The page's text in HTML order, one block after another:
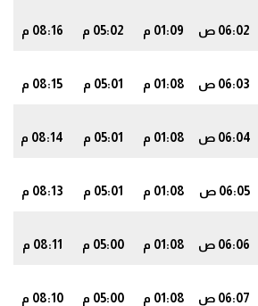
06:02 ص 01:09 م 05:02 م 08:16 م
06:03 ص 01:08 م 05:01 م 08:15 م
06:04 ص 01:08 م 05:01 م 08:14 م
06:05 ص 01:08 م 05:01 م 08:13 م
06:06 ص 01:08 م 05:00 م 08:11 م
06:07 ص 01:08 م 05:00 م 08:10 م